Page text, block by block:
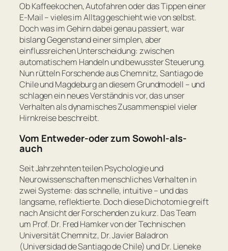
Ob Kaffeekochen, Autofahren oder das Tippen einer
E-Mail – vieles im Alltag geschieht wie von selbst.
Doch was im Gehirn dabei genau passiert, war
bislang Gegenstand einer simplen, aber
einflussreichen Unterscheidung: zwischen
automatischem Handeln und bewusster Steuerung.
Nun rütteln Forschende aus Chemnitz, Santiago de
Chile und Magdeburg an diesem Grundmodell – und
schlagen ein neues Verständnis vor, das unser
Verhalten als dynamisches Zusammenspiel vieler
Hirnkreise beschreibt.
Vom Entweder-oder zum Sowohl-als-
auch
Seit Jahrzehnten teilen Psychologie und
Neurowissenschaften menschliches Verhalten in
zwei Systeme: das schnelle, intuitive – und das
langsame, reflektierte. Doch diese Dichotomie greift
nach Ansicht der Forschenden zu kurz. Das Team
um Prof. Dr. Fred Hamker von der Technischen
Universität Chemnitz, Dr. Javier Baladron
(Universidad de Santiago de Chile) und Dr. Lieneke